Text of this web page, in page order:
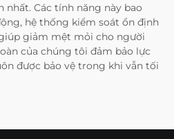
Các tính năng này bao
hệ thống kiểm soát ổn định
giảm mệt mỏi cho người
của chúng tôi đảm bảo lực
được bảo vệ trong khi vẫn tối